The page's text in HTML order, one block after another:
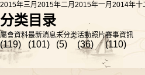
2015年三月 2015年二月 2015年一月 2014年十
分类目录
屬會資料
(119)
最新消息
(101)
未分类
(5)
活動照片
(36)
賽事資訊
(110)